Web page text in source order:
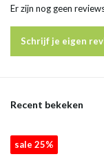
Er zijn nog geen
Schrijf je eigen
Recent bekeken
sale 25%